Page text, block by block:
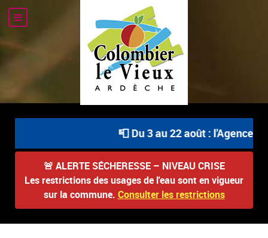
📮 Du 3 au 22 août : l'Agence
🚨 ALERTE SÉCHERESSE – NIVEAU CRISE
Les restrictions des usages de l'eau sont en vigueur
sur la commune. Consulter les restrictions